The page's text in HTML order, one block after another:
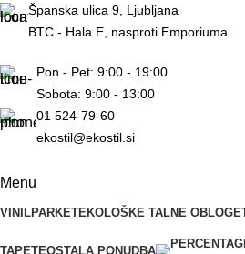
Španska ulica 9, Ljubljana
BTC - Hala E, nasproti Emporiuma
Pon - Pet: 9:00 - 19:00
Sobota: 9:00 - 13:00
01 524-79-60
ekostil@ekostil.si
Menu
VINILPARKETEKOLOŠKE TALNE OBLOGE
TAPETEOSTALA PONUDBA